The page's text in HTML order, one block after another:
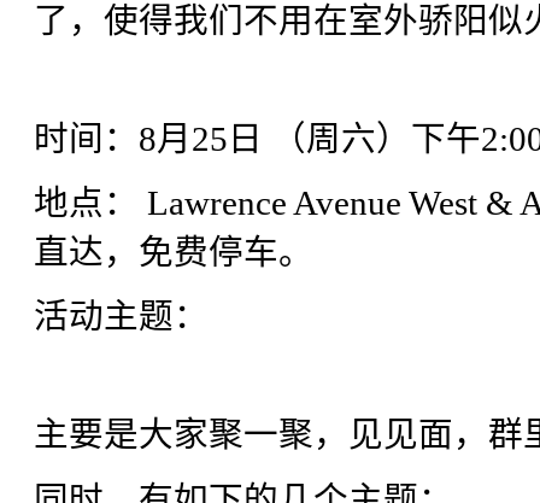
了，使得我们不用在室外骄阳似
时间：8月25日 （周六）下午
地点： Lawrence Avenue West &
直达，免费停车。
活动主题：
主要是大家聚一聚，见见面，